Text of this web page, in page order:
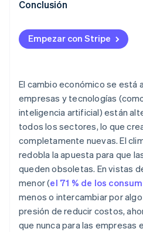
lanzamiento en 17 nuevos
Stripe amplía su sociedad
Shopify usa Tap to Pay en
persona convenientes
Conclusión
Empezar con Stripe
El cambio económico se está
empresas y tecnologías
inteligencia artificial) están
todos los sectores, lo que
completamente nuevas. El
redobla la apuesta para que
queden obsoletas. En vistas
menor (el 71 % de los
menos o intercambiar por
presión de reducir costos,
que nunca para las empresas